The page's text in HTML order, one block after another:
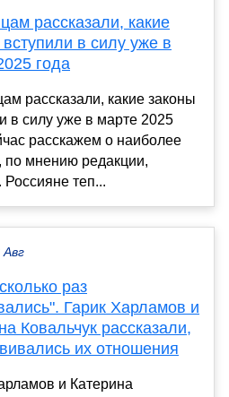
рассказали, какие
в силу уже в
года
рассказали, какие законы
в силу уже в марте 2025
расскажем о наиболее
по мнению редакции,
Россияне теп...
Авг
раз
Гарик Харламов и
Ковальчук рассказали,
их отношения
и Катерина